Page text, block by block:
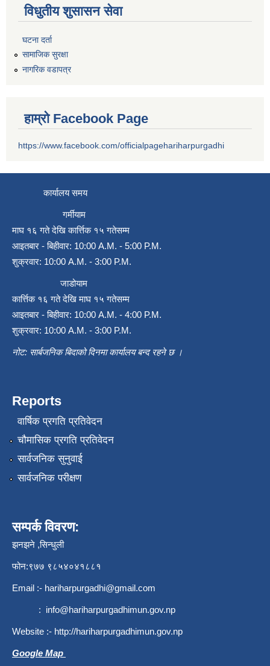
विधुतीय शुसासन सेवा
घटना दर्ता
सामाजिक सुरक्षा
नागरिक वडापत्र
हाम्रो Facebook Page
https://www.facebook.com/officialpagehariharpurgadhi
कार्यालय समय
गर्मीयाम
माघ १६ गते देखि कार्त्तिक १५ गतेसम्म
आइतबार - बिहीवार: 10:00 A.M. - 5:00 P.M.
शुक्रवार: 10:00 A.M. - 3:00 P.M.
जाडोयाम
कार्त्तिक १६ गते देखि माघ १५ गतेसम्म
आइतबार - बिहीवार: 10:00 A.M. - 4:00 P.M.
शुक्रवार: 10:00 A.M. - 3:00 P.M.
नोट: सार्बजनिक बिदाको दिनमा कार्यालय बन्द रहने छ ।
Reports
वार्षिक प्रगति प्रतिवेदन
चौमासिक प्रगति प्रतिवेदन
सार्वजनिक सुनुवाई
सार्वजनिक परीक्षण
सम्पर्क विवरण:
झनझने ,सिन्धुली
फोन:९७७ ९८५४०४१८८१
Email :- hariharpurgadhi@gmail.com
: info@hariharpurgadhimun.gov.np
Website :- http://hariharpurgadhimun.gov.np
Google Map